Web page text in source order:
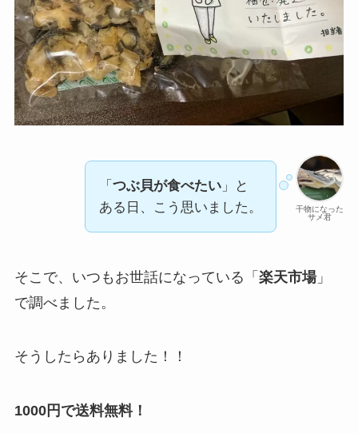
干物になった
サメ君
「つぶ貝が食べたい 」と
ある日、こう思いました。
そこで、いつもお世話になっている「 楽天市場」
で調べました。
そうしたらありました！！
1000円で送料無料！